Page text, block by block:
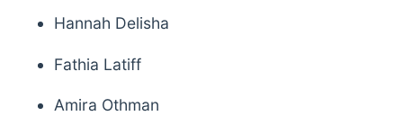
Hannah Delisha
Fathia Latiff
Amira Othman